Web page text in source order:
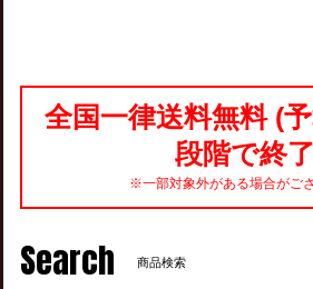
全国一律送料無料 (
段階で終
※一部対象外がある場合がござ
Search 商品検索